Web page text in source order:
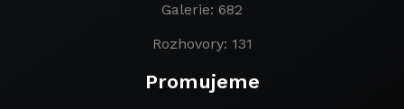
Galerie: 682
Rozhovory: 131
Promujeme